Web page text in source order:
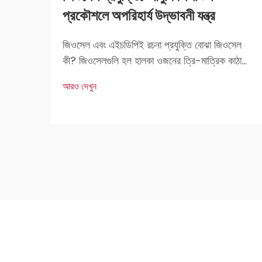
প্রকৌশলে অপরিহার্য উদ্ভাবনী যন্ত্র
জিওসেল এবং এইচডিপিই রচনা প্রযুক্তি বোঝা জিওসেল
কী? জিওসেলগুলি হল হালকা ওজনের ত্রি-মাত্রিক কাঠামো
ব্যবহৃত হয়। প্রকৌশলীদের কাছে এগুলি খুব পছন্দের কারণ
আরও দেখুন